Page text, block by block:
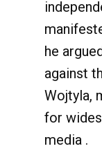
he
against
Wojtyla,
for
media .